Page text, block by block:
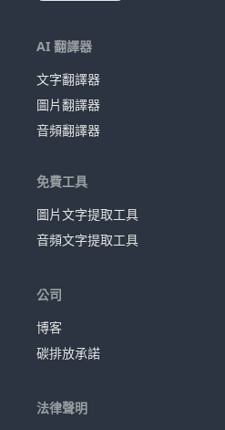
AI 翻譯器
文字翻譯器
圖片翻譯器
音頻翻譯器
免費工具
圖片文字提取工具
音頻文字提取工具
公司
博客
碳排放承諾
法律聲明